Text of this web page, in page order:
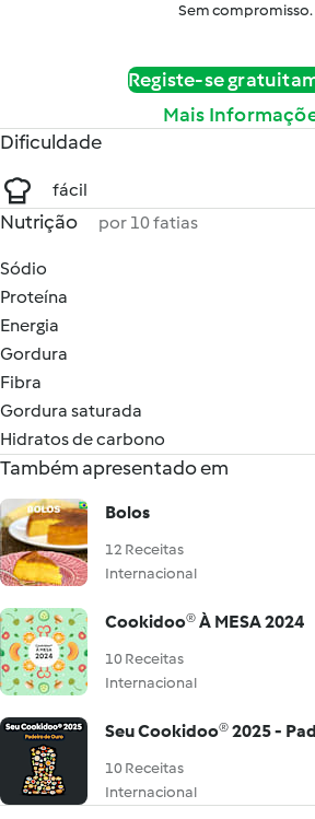
Sem compromisso.
Registe-se
Mais
Dificuldade
fácil
Nutrição por 10 fatias
Sódio
Proteína
Energia
Gordura
Fibra
Gordura saturada
Hidratos de carbono
Também apresentado em
Bolos
12 Receitas
Internacional
Cookidoo® À MESA 2024
10 Receitas
Internacional
Seu Cookidoo® 2025 -
10 Receitas
Internacional